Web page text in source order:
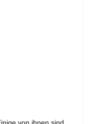
von ihnen sind